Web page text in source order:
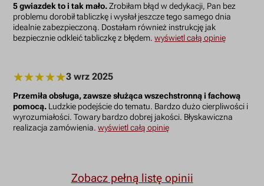
5 gwiazdek to i tak mało.Zrobiłam błąd w dedykacji, Pan bez
problemu dorobił tabliczkę i wysłał jeszcze tego samego dnia
idealnie zabezpieczoną. Dostałam również instrukcję jak
bezpiecznie odkleić tabliczkę z błędem.wyświetl całą opinię
3 wrz 2025
Przemiła obsługa, zawsze służąca wszechstronną i fachową
pomocą. Ludzkie podejście do tematu. Bardzo dużo cierpliwości i
wyrozumiałości. Towary bardzo dobrej jakości. Błyskawiczna
realizacja zamówienia.wyświetl całą opinię
Zobacz pełną listę opinii